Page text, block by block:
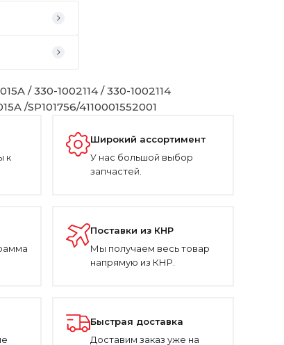
/ 330-1002114 / 330-1002114
/SP101756/4110001552001
к
Широкий ассортимент
У нас большой выбор
запчастей.
Поставки из КНР
Мы получаем весь товар
напрямую из КНР.
Быстрая доставка
Доставим заказ уже на